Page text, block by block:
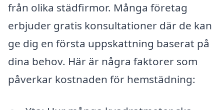
från olika städfirmor. Många företag
erbjuder gratis konsultationer där de kan
ge dig en första uppskattning baserat på
dina behov. Här är några faktorer som
påverkar kostnaden för hemstädning: